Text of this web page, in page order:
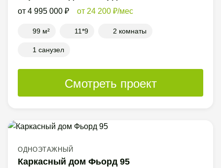
4 995 000 24 200 /мес
99 м² 11*9 2 комнаты
1 санузел
Смотреть проект
ОДНОЭТАЖНЫЙ
Каркасный дом Фьорд 95